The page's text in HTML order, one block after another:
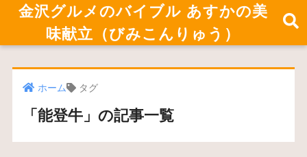
金沢グルメのバイブル あすかの美
味献立（びみこんりゅう）
ホーム タグ
「能登牛」の記事一覧